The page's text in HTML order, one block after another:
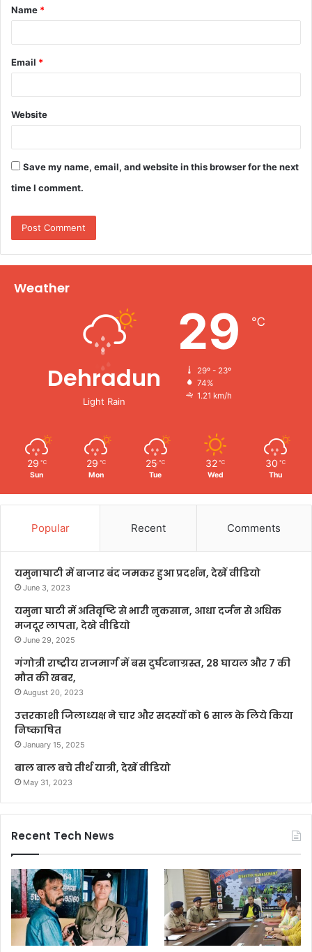
*
Name *
Email *
Website
Save my name, email, and website in this browser for the next
time I comment.
Weather
Dehradun
Light Rain
29 ℃
29º - 23º
74%
1.21 km/h
29 ℃
Sun
29 ℃
Mon
25 ℃
Tue
32 ℃
Wed
30 ℃
Thu
Popular Recent Comments
यमुनाघाटी में बाजार बंद जमकर हुआ प्रदर्शन, देखें वीडियो
June 3, 2023
यमुना घाटी में अतिवृष्टि से भारी नुकसान, आधा दर्जन से अधिक
मजदूर लापता, देखे वीडियो
June 29, 2025
गंगोत्री राष्ट्रीय राजमार्ग में बस दुर्घटनाग्रस्त, 28 घायल और 7 की
मौत की खबर,
August 20, 2023
उत्तरकाशी जिलाध्यक्ष ने चार और सदस्यों को 6 साल के लिये किया
निष्काषित
January 15, 2025
बाल बाल बचे तीर्थ यात्री, देखें वीडियो
May 31, 2023
Recent Tech News